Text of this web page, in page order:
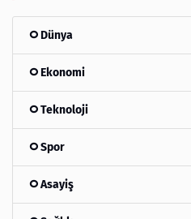
Dünya
Ekonomi
Teknoloji
Spor
Asayiş